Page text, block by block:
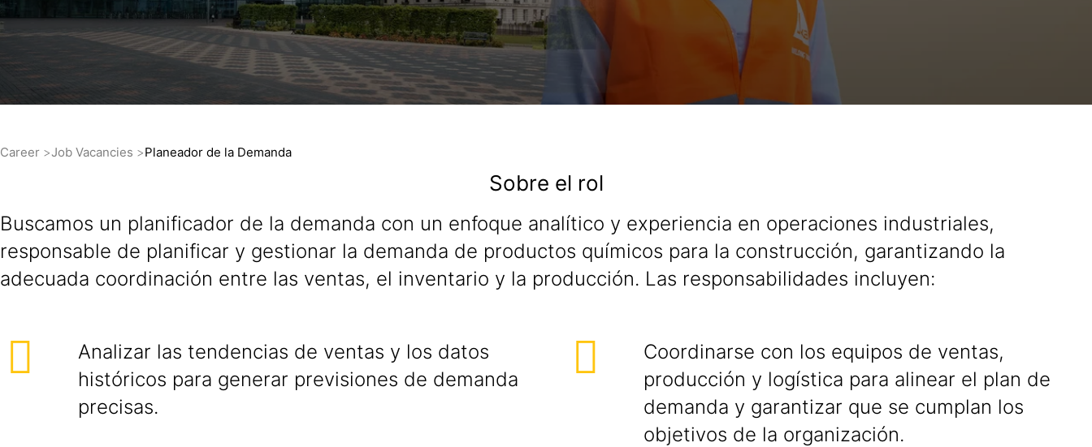
Career Job Vacancies Planeador de la Demanda
Sobre el rol
Buscamos un planificador de la demanda con un enfoque analítico y experiencia en operaciones industriales,
responsable de planificar y gestionar la demanda de productos químicos para la construcción, garantizando la
adecuada coordinación entre las ventas, el inventario y la producción. Las responsabilidades incluyen:
Analizar las tendencias de ventas y los datos
históricos para generar previsiones de demanda
precisas.
Coordinarse con los equipos de ventas,
producción y logística para alinear el plan de
demanda y garantizar que se cumplan los
objetivos de la organización.